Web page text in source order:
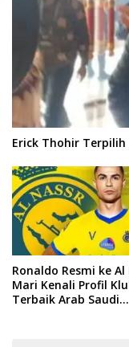
Erick Thohir Terpilih
Ronaldo Resmi ke Al
Mari Kenali Profil
Terbaik Arab Saudi